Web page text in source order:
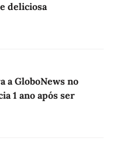
deliciosa
a GloboNews no
1 ano após ser